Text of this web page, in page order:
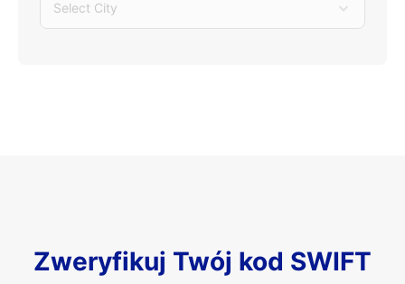
Select City
Zweryfikuj Twój kod SWIFT